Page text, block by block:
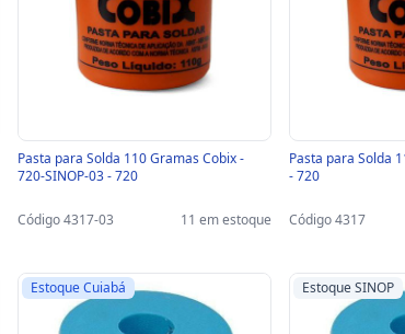
Pasta para Solda 110 Gramas Cobix -
720-SINOP-03 - 720
Código 4317-03 11 em estoque
Pasta para Solda
- 720
Código 4317
Estoque Cuiabá Estoque SINOP